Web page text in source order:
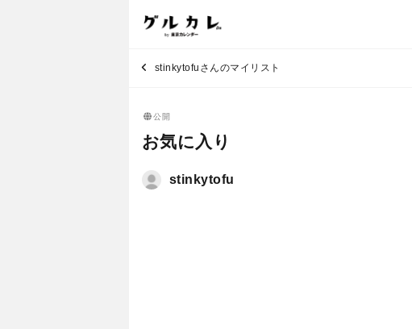
stinkytofuさんのマイリスト
公開
お気に入り
stinkytofu